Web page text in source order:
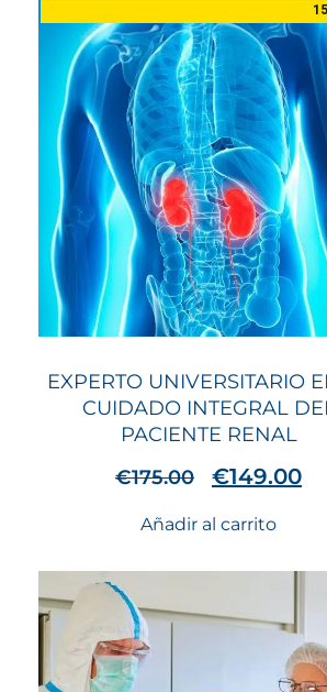
EXPERTO UNIVERSITARIO
CUIDADO INTEGRAL
PACIENTE RENAL
€175.00 €149.00
Añadir al carrito